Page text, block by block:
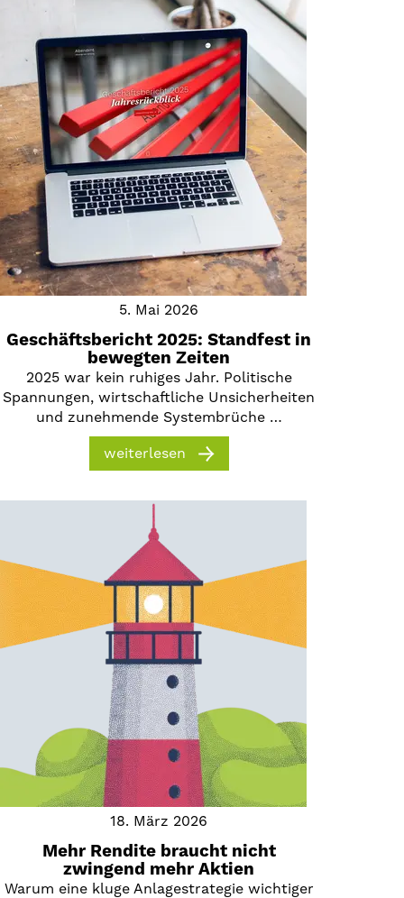
5. Mai 2026
Geschäftsbericht 2025: Standfest in
bewegten Zeiten
2025 war kein ruhiges Jahr. Politische
Spannungen, wirtschaftliche Unsicherheiten
und zunehmende Systembrüche …
weiterlesen
18. März 2026
Mehr Rendite braucht nicht
zwingend mehr Aktien
Warum eine kluge Anlagestrategie wichtiger